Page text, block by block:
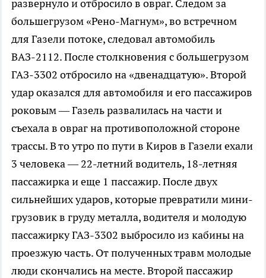
развернуло и отбросило в овраг. Следом за
большегрузом «Рено-Магнум», во встречном
для Газели потоке, следовал автомобиль
ВАЗ-2112. После столкновения с большегрузом
ГАЗ-3302 отбросило на «двенадцатую». Второй
удар оказался для автомобиля и его пассажиров
роковым — Газель развалилась на части и
съехала в овраг на противоположной стороне
трассы. В то утро по пути в Киров в Газели ехали
3 человека — 22-летний водитель, 18-летняя
пассажирка и еще 1 пассажир. После двух
сильнейших ударов, которые превратили мини-
грузовик в груду металла, водителя и молодую
пассажирку ГАЗ-3302 выбросило из кабины на
проезжую часть. От полученных травм молодые
люди скончались на месте. Второй пассажир